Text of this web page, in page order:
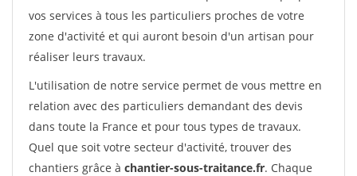
vos services à tous les particuliers proches de votre
zone d'activité et qui auront besoin d'un artisan pour
réaliser leurs travaux.
L'utilisation de notre service permet de vous mettre en
relation avec des particuliers demandant des devis
dans toute la France et pour tous types de travaux.
Quel que soit votre secteur d'activité, trouver des
chantiers grâce à chantier-sous-traitance.fr. Chaque